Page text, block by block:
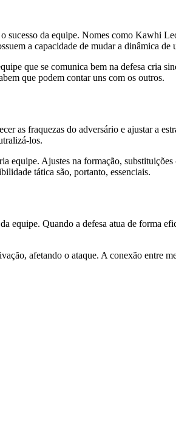
sucesso da equipe. Nomes como Kawhi
a capacidade de mudar a dinâmica de
que se comunica bem na defesa cria
que podem contar uns com os outros.
as fraquezas do adversário e ajustar a
los.
equipe. Ajustes na formação,
tática são, portanto, essenciais.
equipe. Quando a defesa atua de forma
afetando o ataque. A conexão entre